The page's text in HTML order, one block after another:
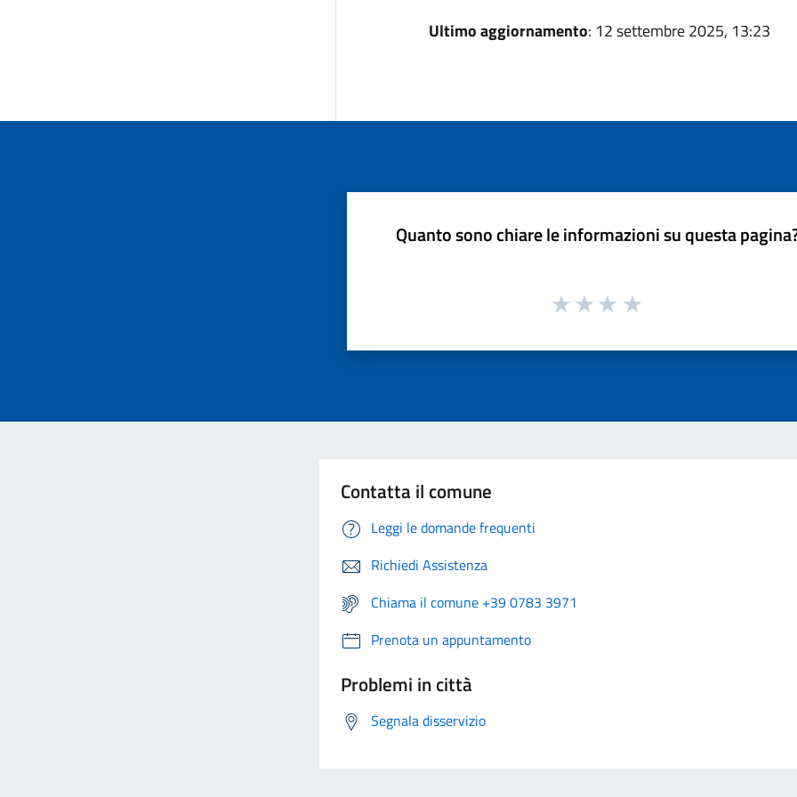
Ultimo aggiornamento: 12 settembre 2025, 13:23
Quanto sono chiare le informazioni su questa
Contatta il comune
Leggi le domande frequenti
Richiedi Assistenza
Chiama il comune +39 0783 3971
Prenota un appuntamento
Problemi in città
Segnala disservizio